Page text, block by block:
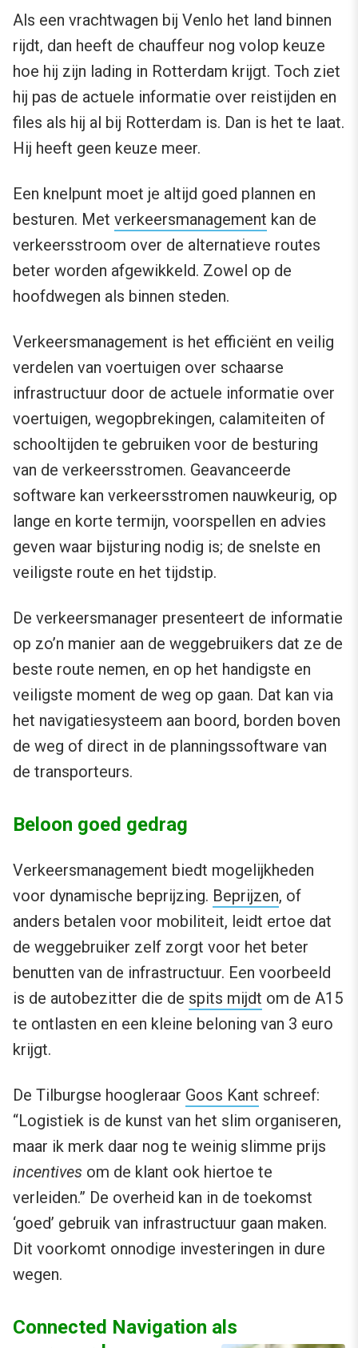
Als een vrachtwagen bij Venlo het land binnen
rijdt, dan heeft de chauffeur nog volop keuze
hoe hij zijn lading in Rotterdam krijgt. Toch ziet
hij pas de actuele informatie over reistijden en
files als hij al bij Rotterdam is. Dan is het te laat.
Hij heeft geen keuze meer.
Een knelpunt moet je altijd goed plannen en
besturen. Met verkeersmanagement kan de
verkeersstroom over de alternatieve routes
beter worden afgewikkeld. Zowel op de
hoofdwegen als binnen steden.
Verkeersmanagement is het efficiënt en veilig
verdelen van voertuigen over schaarse
infrastructuur door de actuele informatie over
voertuigen, wegopbrekingen, calamiteiten of
schooltijden te gebruiken voor de besturing
van de verkeersstromen. Geavanceerde
software kan verkeersstromen nauwkeurig, op
lange en korte termijn, voorspellen en advies
geven waar bijsturing nodig is; de snelste en
veiligste route en het tijdstip.
De verkeersmanager presenteert de informatie
op zo’n manier aan de weggebruikers dat ze de
beste route nemen, en op het handigste en
veiligste moment de weg op gaan. Dat kan via
het navigatiesysteem aan boord, borden boven
de weg of direct in de planningssoftware van
de transporteurs.
Beloon goed gedrag
Verkeersmanagement biedt mogelijkheden
voor dynamische beprijzing. Beprijzen, of
anders betalen voor mobiliteit, leidt ertoe dat
de weggebruiker zelf zorgt voor het beter
benutten van de infrastructuur. Een voorbeeld
is de autobezitter die de spits mijdt om de A15
te ontlasten en een kleine beloning van 3 euro
krijgt.
De Tilburgse hoogleraar Goos Kant schreef:
“Logistiek is de kunst van het slim organiseren,
maar ik merk daar nog te weinig slimme prijs
incentives om de klant ook hiertoe te
verleiden.” De overheid kan in de toekomst
‘goed’ gebruik van infrastructuur gaan maken.
Dit voorkomt onnodige investeringen in dure
wegen.
Connected Navigation als